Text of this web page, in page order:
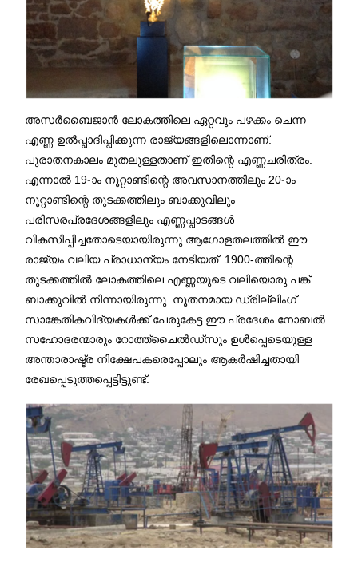
അസർബൈജാൻ ലോകത്തിലെ ഏറ്റവും പഴക്കം ചെന്ന
എണ്ണ ഉൽപ്പാദിപ്പിക്കുന്ന രാജ്യങ്ങളിലൊന്നാണ്.
പുരാതനകാലം മുതലുള്ളതാണ് ഇതിന്റെ എണ്ണചരിത്രം.
എന്നാൽ 19-ാം നൂറ്റാണ്ടിന്റെ അവസാനത്തിലും 20-ാം
നൂറ്റാണ്ടിന്റെ തുടക്കത്തിലും ബാക്കുവിലും
പരിസരപ്രദേശങ്ങളിലും എണ്ണപ്പാടങ്ങൾ
വികസിപ്പിച്ചതോടെയായിരുന്നു ആഗോളതലത്തിൽ ഈ
രാജ്യം വലിയ പ്രാധാന്യം നേടിയത്. 1900-ത്തിന്റെ
തുടക്കത്തിൽ ലോകത്തിലെ എണ്ണയുടെ വലിയൊരു പങ്ക്
ബാക്കുവിൽ നിന്നായിരുന്നു. നൂതനമായ ഡ്രില്ലിംഗ്
സാങ്കേതികവിദ്യകൾക്ക് പേരുകേട്ട ഈ പ്രദേശം നോബൽ
സഹോദരന്മാരും റോത്ത്‌ചൈൽഡ്‌സും ഉൾപ്പെടെയുള്ള
അന്താരാഷ്ട്ര നിക്ഷേപകരെപ്പോലും ആകർഷിച്ചതായി
രേഖപ്പെടുത്തപ്പെട്ടിട്ടുണ്ട്.